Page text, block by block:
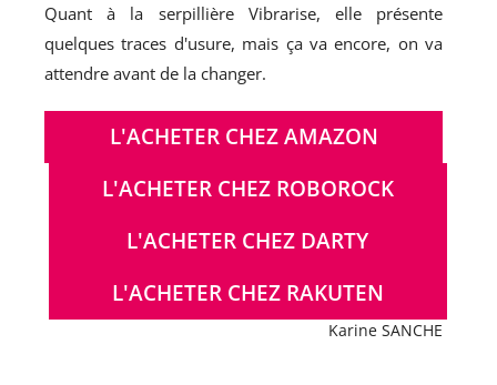
Quant à la serpillière Vibrarise, elle présente
quelques traces d'usure, mais ça va encore, on va
attendre avant de la changer.
L'ACHETER CHEZ AMAZON
L'ACHETER CHEZ ROBOROCK
L'ACHETER CHEZ DARTY
L'ACHETER CHEZ RAKUTEN
Karine SANCHE